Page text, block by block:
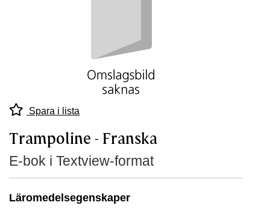
Spara i lista
Trampoline - Franska
E-bok i Textview-format
Läromedelsegenskaper